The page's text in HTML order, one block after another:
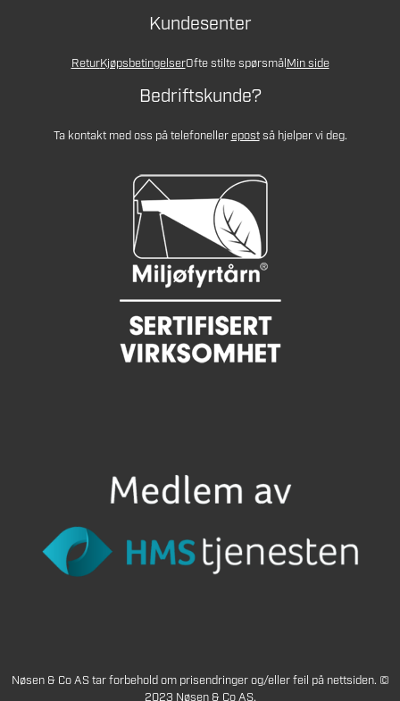
Kundesenter
ReturKjøpsbetingelserOfte stilte spørsmålMin side
Bedriftskunde?
Ta kontakt med oss på telefonellerepostså hjelper vi deg.
Nøsen & Co AS tar forbehold om prisendringer og/eller feil på nettsiden. ©
2023 Nøsen & Co AS.